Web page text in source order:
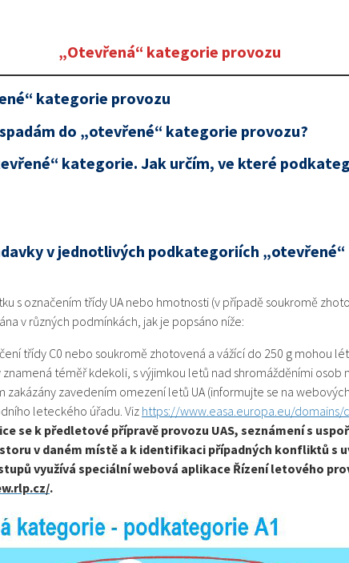
„Otevřená“ kategorie provozu
kategorie provozu
do „otevřené“ kategorie provozu?
kategorie. Jak určím, ve které
v jednotlivých podkategoriích „otevřené“
s označením třídy UA nebo hmotnosti (v případě soukromě
v různých podmínkách, jak je popsáno níže:
třídy C0 nebo soukromě zhotovená a vážící do 250 g mohou
znamená téměř kdekoli, s výjimkou letů nad shromážděními osob
zakázány zavedením omezení letů UA (informujte se na
leteckého úřadu. Viz https://www.easa.europa.eu/domains/
se k předletové přípravě provozu UAS, seznámení s
v daném místě a k identifikaci případných konfliktů s
využívá speciální webová aplikace Řízení letového
.